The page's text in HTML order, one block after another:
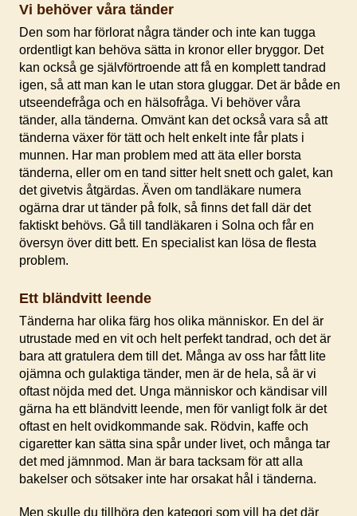
Vi behöver våra tänder
Den som har förlorat några tänder och inte kan tugga
ordentligt kan behöva sätta in kronor eller bryggor. Det
kan också ge självförtroende att få en komplett tandrad
igen, så att man kan le utan stora gluggar. Det är både en
utseendefråga och en hälsofråga. Vi behöver våra
tänder, alla tänderna. Omvänt kan det också vara så att
tänderna växer för tätt och helt enkelt inte får plats i
munnen. Har man problem med att äta eller borsta
tänderna, eller om en tand sitter helt snett och galet, kan
det givetvis åtgärdas. Även om tandläkare numera
ogärna drar ut tänder på folk, så finns det fall där det
faktiskt behövs. Gå till tandläkaren i Solna och får en
översyn över ditt bett. En specialist kan lösa de flesta
problem.
Ett bländvitt leende
Tänderna har olika färg hos olika människor. En del är
utrustade med en vit och helt perfekt tandrad, och det är
bara att gratulera dem till det. Många av oss har fått lite
ojämna och gulaktiga tänder, men är de hela, så är vi
oftast nöjda med det. Unga människor och kändisar vill
gärna ha ett bländvitt leende, men för vanligt folk är det
oftast en helt ovidkommande sak. Rödvin, kaffe och
cigaretter kan sätta sina spår under livet, och många tar
det med jämnmod. Man är bara tacksam för att alla
bakelser och sötsaker inte har orsakat hål i tänderna.
Men skulle du tillhöra den kategori som vill ha det där